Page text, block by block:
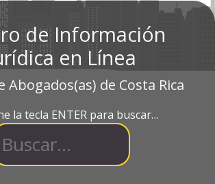
de Información
en Línea
Abogados(as) de Costa Rica
la tecla ENTER para buscar…